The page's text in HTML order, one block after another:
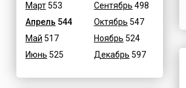
Март553
Апрель 544
Май 517
Июнь 525
Сентябрь 498
Октябрь 547
Ноябрь 524
Декабрь 597